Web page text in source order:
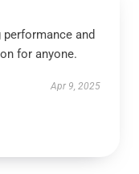
and
for anyone.
Apr 9, 2025